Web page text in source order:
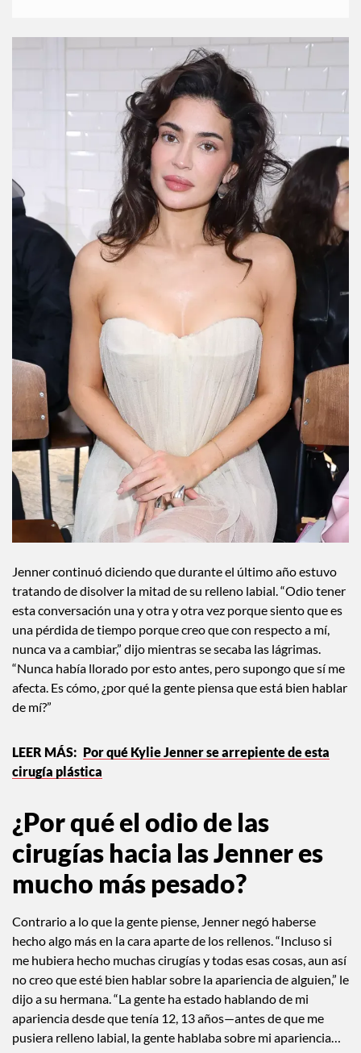
Jenner continuó diciendo que durante el último año estuvo
tratando de disolver la mitad de su relleno labial. “Odio tener
esta conversación una y otra y otra vez porque siento que es
una pérdida de tiempo porque creo que con respecto a mí,
nunca va a cambiar,” dijo mientras se secaba las lágrimas.
“Nunca había llorado por esto antes, pero supongo que sí me
afecta. Es cómo, ¿por qué la gente piensa que está bien hablar
de mí?”
Por qué Kylie Jenner se arrepiente de esta
cirugía plástica
¿Por qué el odio de las
cirugías hacia las Jenner es
mucho más pesado?
Contrario a lo que la gente piense, Jenner negó haberse
hecho algo más en la cara aparte de los rellenos. “Incluso si
me hubiera hecho muchas cirugías y todas esas cosas, aun así
no creo que esté bien hablar sobre la apariencia de alguien,” le
dijo a su hermana. “La gente ha estado hablando de mi
apariencia desde que tenía 12, 13 años—antes de que me
pusiera relleno labial, la gente hablaba sobre mi apariencia…